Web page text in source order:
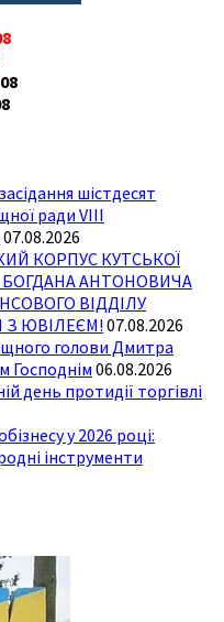
шістдесят
ради VIII
07.08.2026
КОРПУС КУТСЬКОЇ
АНТОНОВИЧА
ВІДДІЛУ
З ЮВІЛЕЄМ! 07.08.2026
голови Дмитра
06.08.2026
день протидії торгівлі
у 2026 році:
інструменти